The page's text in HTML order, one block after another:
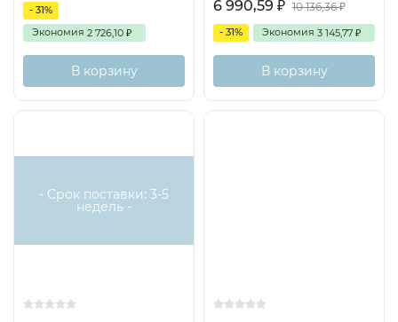
- 31%
Экономия 2 726,10 ₽
В корзину
6 990,59 ₽ 10 136,36₽
- 31% Экономия 3 145,77 ₽
В корзину
- Срок поставки: 3-5
недель -